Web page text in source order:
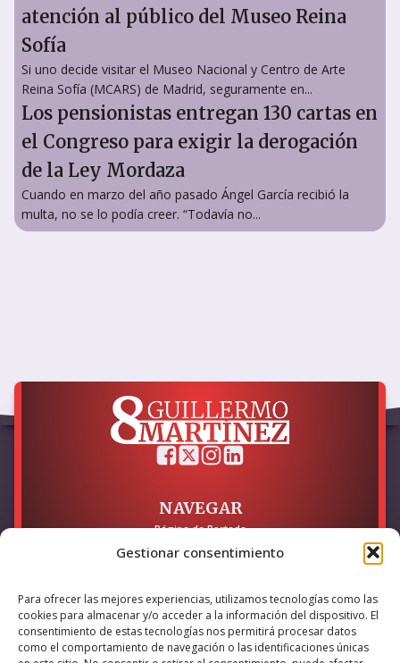
Gestionar consentimiento
Para ofrecer las mejores experiencias, utilizamos tecnologías como las
cookies para almacenar y/o acceder a la información del dispositivo. El
consentimiento de estas tecnologías nos permitirá procesar datos
como el comportamiento de navegación o las identificaciones únicas
atención al público del Museo Reina
Sofía
Si uno decide visitar el Museo Nacional y Centro de Arte
Reina Sofía (MCARS) de Madrid, seguramente en...
Los pensionistas entregan 130 cartas en
el Congreso para exigir la derogación
de la Ley Mordaza
Cuando en marzo del año pasado Ángel García recibió la
multa, no se lo podía creer. “Todavía no...
NAVEGAR
Página de Portada
LEGAL
Política de Privacidad
Política de Cookies
Accesibilidad